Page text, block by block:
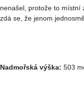
nenašel, protože to místní
zdá se, že jenom
Nadmořská výška: 503